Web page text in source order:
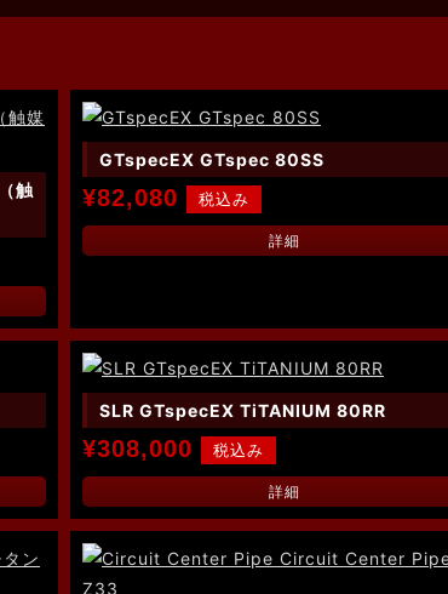
触
GTspecEX GTspec 80SS
¥82,080
詳細
SLR GTspecEX TiTANIUM 80RR
¥308,000
詳細